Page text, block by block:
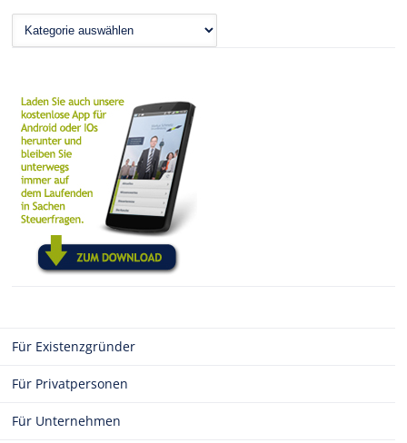
News
Für Existenzgründer
Für Privatpersonen
Für Unternehmen